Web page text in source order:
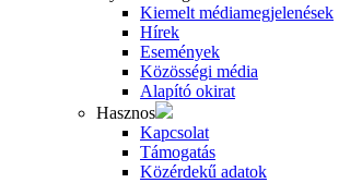
Kiemelt médiamegjelenések
Hírek
Események
Közösségi média
Alapító okirat
Hasznos
Kapcsolat
Támogatás
Közérdekű adatok